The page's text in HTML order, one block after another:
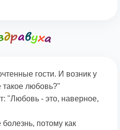
гости. И возник у
любовь?"
"Любовь - это, наверное,
болезнь, потому как